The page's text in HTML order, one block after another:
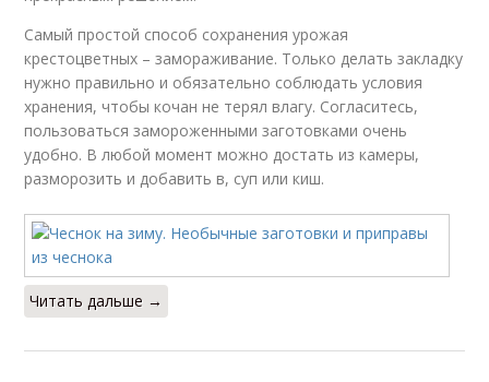
Щи с квашеной
капустой
Капусты в банках
Капуста в томате Капусты без уксуса
помидорами
приготовления
Самый простой способ сохранения урожая
крестоцветных – замораживание. Только делать закладку
нужно правильно и обязательно соблюдать условия
хранения, чтобы кочан не терял влагу. Согласитесь,
пользоваться замороженными заготовками очень
удобно. В любой момент можно достать из камеры,
разморозить и добавить в, суп или киш.
Читать дальше →